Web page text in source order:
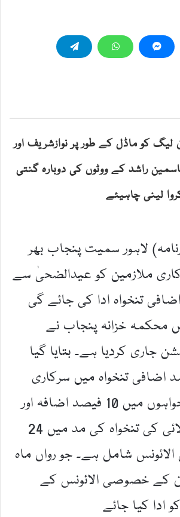
لیگ کو ماڈل کے طور پر نوازشریف اور
راشد کے ووٹوں کی دوبارہ گنتی
لینی چاہیئے
لاہور سمیت پنجاب بھر
سرکاری ملازمین کو عیدالضحیٰ سے
اضافی تنخواہ ادا کی جائے گی
خزانہ پنجاب نے
جاری کردیا ہے۔ بتایا گیا
60 فیصد اضافی تنخواہ میں سرکاری
ملازمین کی تنخواہوں میں 10 فیصد اضافہ اور
ماہ جون اور جولائی کی تنخواہ کی مد میں 24
شامل ہے۔ جو رواں ماہ
کے خصوصی الائونس کے
ادا کیا جائے